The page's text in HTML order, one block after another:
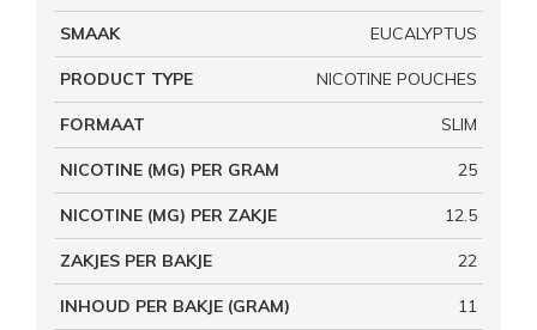
SMAAK EUCALYPTUS
PRODUCT TYPE NICOTINE POUCHES
FORMAAT SLIM
NICOTINE (MG) PER GRAM 25
NICOTINE (MG) PER ZAKJE 12.5
ZAKJES PER BAKJE 22
INHOUD PER BAKJE (GRAM) 11